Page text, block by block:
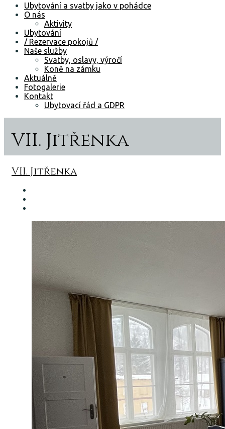
Ubytování a svatby jako v pohádce
O nás
Aktivity
Ubytování
/ Rezervace pokojů /
Naše služby
Svatby, oslavy, výročí
Koně na zámku
Aktuálně
Fotogalerie
Kontakt
Ubytovací řád a GDPR
VII. Jitřenka
VII. Jitřenka